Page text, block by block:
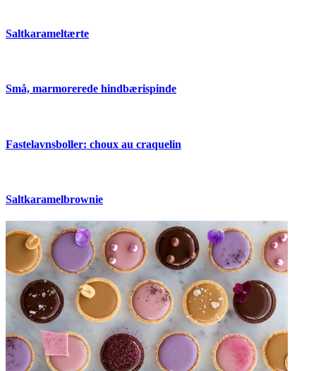
Saltkarameltærte
Små, marmorerede hindbærispinde
Fastelavnsboller: choux au craquelin
Saltkaramelbrownie